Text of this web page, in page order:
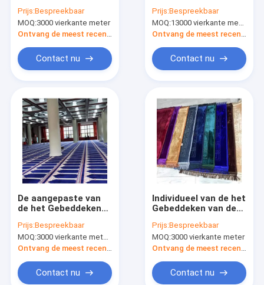
het de Moskeegebed
van X 48inch Deken
1012mm schoon te
Prijs:Bespreekbaar
MOQ:3000 vierkante meter
Contact nu
Vuller met Antislip
Steun
Prijs:Bespreekbaar
MOQ:13000 vierkante meter
Contact nu
De aangepaste van
de het Gebeddeken
Ontwerpmoskee
Traditionele Musque
Tapijten van Musalla
Prijs:Bespreekbaar
MOQ:3000 vierkante meter per ontwerp
Ontvang de meest recente Prijs
Contact nu
Individueel van de het
Gebeddeken van de
Polypropyleenmateriaal
26 X 48inch
Prijs:Bespreekbaar
MOQ:3000 vierkante meter
Ontvang de meest recente Prijs
Contact nu